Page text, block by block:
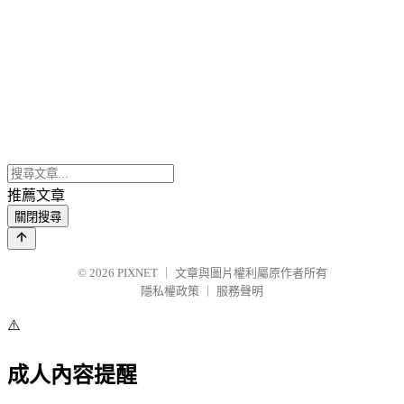
推薦文章
關閉搜尋
© 2026 PIXNET
文章與圖片權利屬原作者所有
隱私權政策
服務聲明
⚠️
成人內容提醒